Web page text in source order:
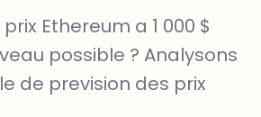
Ethereum a 1 000 $
possible ? Analysons
de prevision des prix